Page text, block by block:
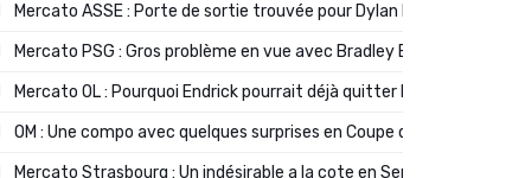
Mercato ASSE : Porte de sortie trouvée pour Dylan Batubinsika
Mercato PSG : Gros problème en vue avec Bradley Barcola ?
Mercato OL : Pourquoi Endrick pourrait déjà quitter Lyon en janvier
OM : Une compo avec quelques surprises en Coupe de France
Mercato Strasbourg : Un indésirable a la cote en Serie A